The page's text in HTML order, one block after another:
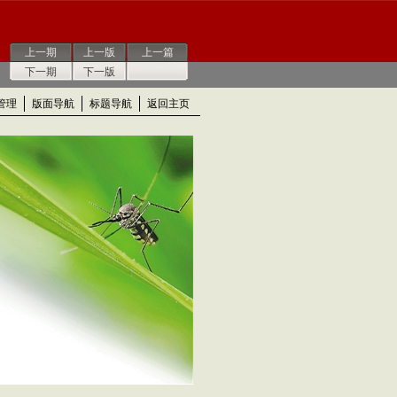
上一期
下一期
上一版
下一版
上一篇
理 版面导航 标题导航 返回主页